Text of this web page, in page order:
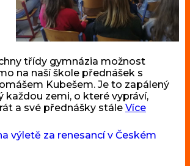
třídy gymnázia možnost
na naší škole přednášek s
Kubešem. Je to zapálený
každou zemi, o které vypráví,
a své přednášky stále Více